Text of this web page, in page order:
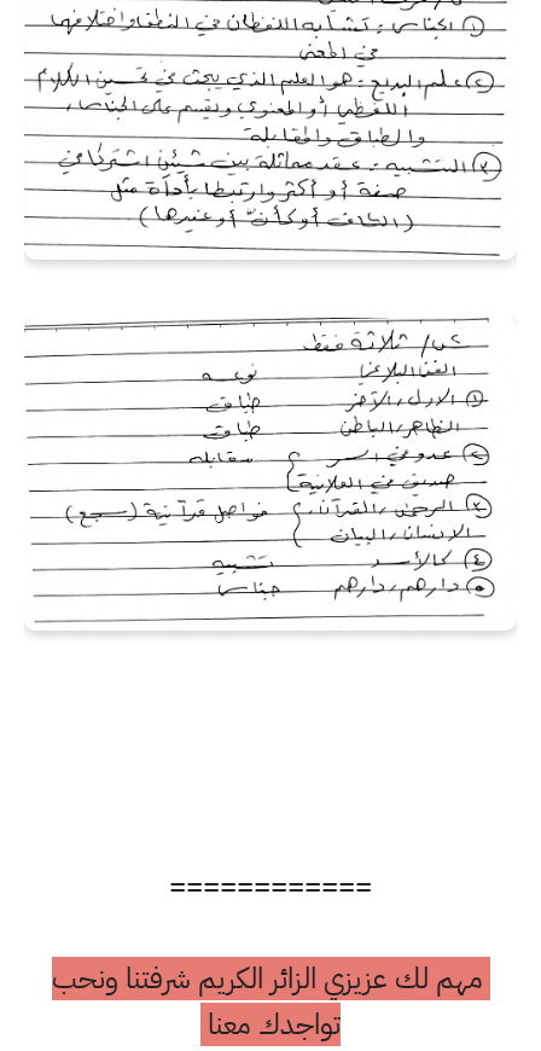
============
مهم لك عزيزي الزائر الكريم شرفتنا ونحب
تواجدك معنا